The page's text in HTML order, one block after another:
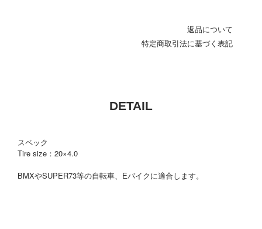
返品について
特定商取引法に基づく表記
DETAIL
スペック
Tire size：20×4.0
BMXやSUPER73等の自転車、Eバイクに適合します。